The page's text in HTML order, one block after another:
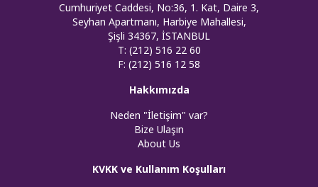
Cumhuriyet Caddesi, No:36, 1. Kat, Daire 3,
Seyhan Apartmanı, Harbiye Mahallesi,
Şişli 34367, İSTANBUL
T: (212) 516 22 60
F: (212) 516 12 58
Hakkımızda
Neden "İletişim" var?
Bize Ulaşın
About Us
KVKK ve Kullanım Koşulları